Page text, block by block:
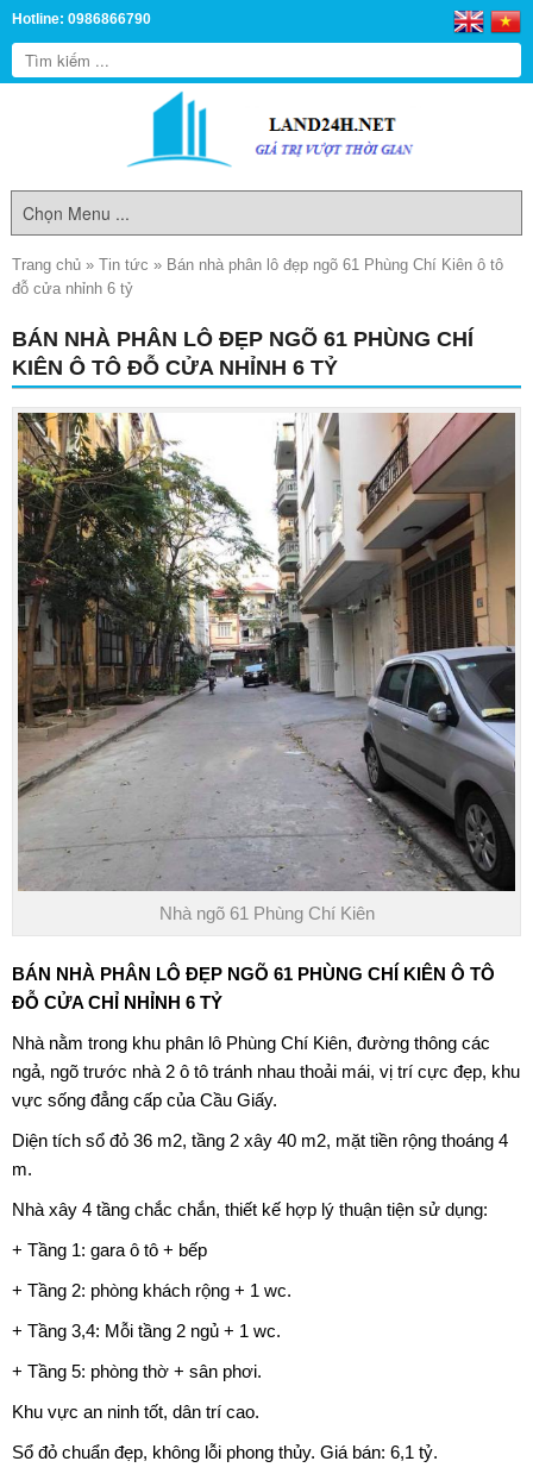
Hotline: 0986866790
Trang chủ » Tin tức » Bán nhà phân lô đẹp ngõ 61 Phùng Chí Kiên ô tô
đỗ cửa nhỉnh 6 tỷ
BÁN NHÀ PHÂN LÔ ĐẸP NGÕ 61 PHÙNG CHÍ
KIÊN Ô TÔ ĐỖ CỬA NHỈNH 6 TỶ
Nhà ngõ 61 Phùng Chí Kiên
BÁN NHÀ PHÂN LÔ ĐẸP NGÕ 61 PHÙNG CHÍ KIÊN Ô TÔ
ĐỖ CỬA CHỈ NHỈNH 6 TỶ
Nhà nằm trong khu phân lô Phùng Chí Kiên, đường thông các
ngả, ngõ trước nhà 2 ô tô tránh nhau thoải mái, vị trí cực đẹp, khu
vực sống đẳng cấp của Cầu Giấy.
Diện tích sổ đỏ 36 m2, tầng 2 xây 40 m2, mặt tiền rộng thoáng 4
m.
Nhà xây 4 tầng chắc chắn, thiết kế hợp lý thuận tiện sử dụng:
+ Tầng 1: gara ô tô + bếp
+ Tầng 2: phòng khách rộng + 1 wc.
+ Tầng 3,4: Mỗi tầng 2 ngủ + 1 wc.
+ Tầng 5: phòng thờ + sân phơi.
Khu vực an ninh tốt, dân trí cao.
Sổ đỏ chuẩn đẹp, không lỗi phong thủy. Giá bán: 6,1 tỷ.